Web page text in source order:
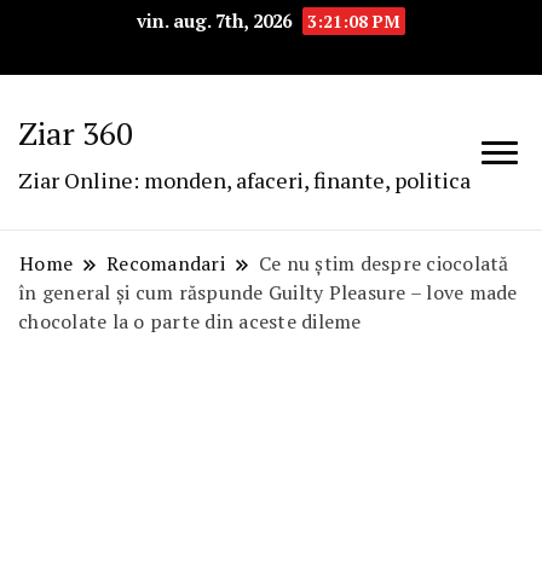
vin. aug. 7th, 2026 3:21:09 PM
Ziar 360
Ziar Online: monden, afaceri, finante, politica
Home Recomandari
Ce nu știm despre ciocolată
în general și cum răspunde Guilty Pleasure – love made
chocolate la o parte din aceste dileme